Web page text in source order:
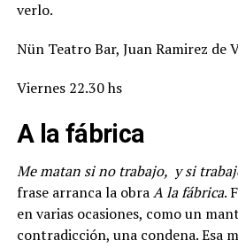
verlo.
Nün Teatro Bar, Juan Ramirez de
Viernes 22.30 hs
A la fábrica
Me matan si no trabajo, y si
frase arranca la obraA la fábrica.
en varias ocasiones, como un
contradicción, una condena. Esa